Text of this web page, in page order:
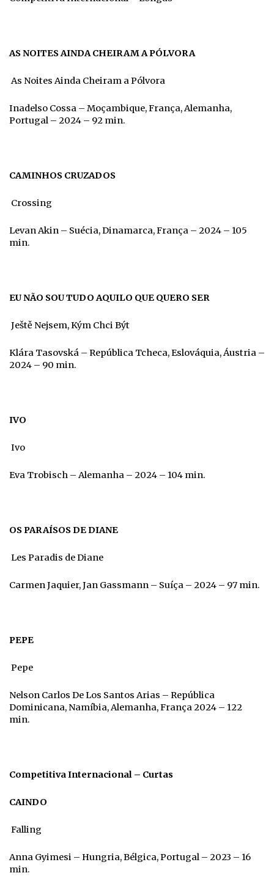
AS NOITES AINDA CHEIRAM A PÓLVORA
As Noites Ainda Cheiram a Pólvora
Inadelso Cossa – Moçambique, França, Alemanha,
Portugal – 2024 – 92 min.
CAMINHOS CRUZADOS
Crossing
Levan Akin – Suécia, Dinamarca, França – 2024 – 105
min.
EU NÃO SOU TUDO AQUILO QUE QUERO SER
Ještě Nejsem, Kým Chci Být
Klára Tasovská – República Tcheca, Eslováquia, Áustria –
2024 – 90 min.
IVO
Ivo
Eva Trobisch – Alemanha – 2024 – 104 min.
OS PARAÍSOS DE DIANE
Les Paradis de Diane
Carmen Jaquier, Jan Gassmann – Suíça – 2024 – 97 min.
PEPE
Pepe
Nelson Carlos De Los Santos Arias – República
Dominicana, Namíbia, Alemanha, França 2024 – 122
min.
Competitiva Internacional – Curtas
CAINDO
Falling
Anna Gyimesi – Hungria, Bélgica, Portugal – 2023 – 16
min.